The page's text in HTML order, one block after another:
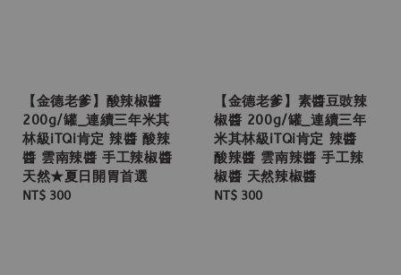
【金德老爹】酸辣椒醬
200g/罐_連續三年米其
林級iTQi肯定 辣醬 酸辣
醬 雲南辣醬 手工辣椒醬
天然★夏日開胃首選
Regular
NT$ 300
【金德老爹】素醬豆豉辣
椒醬 200g/罐_連續三年
米其林級iTQi肯定 辣醬
酸辣醬 雲南辣醬 手工辣
椒醬 天然辣椒醬
Regular
NT$ 300